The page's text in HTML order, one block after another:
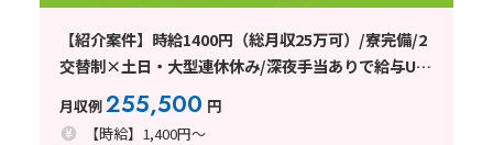
【紹介案件】時給1400円（総月収25万可）/寮完備/2
交替制×土日・大型連休休み/深夜手当ありで給与UP/
社員食堂利用可
月収例255,500 円
【時給】1,400円～